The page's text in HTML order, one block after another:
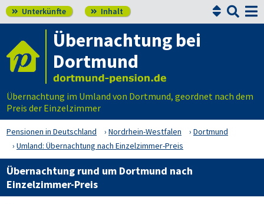
 Unterkünfte  Inhalt 

Übernachtung bei
Dortmund
Übernachtung im Umland von Dortmund, geordnet nach dem
Preis der Einzelzimmer
Pensionen in Deutschland Nordrhein-Westfalen
Dortmund
Umland: Übernachtung nach Einzelzimmer-Preis
Übernachtung rund um Dortmund nach
Einzelzimmer-Preis